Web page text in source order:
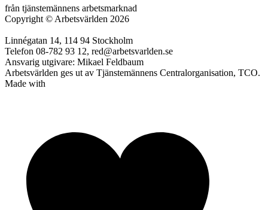
från tjänstemännens arbetsmarknad
Copyright © Arbetsvärlden 2026
Linnégatan 14, 114 94 Stockholm
Telefon 08-782 93 12, red@arbetsvarlden.se
Ansvarig utgivare: Mikael Feldbaum
Arbetsvärlden ges ut av Tjänstemännens Centralorganisation, TCO.
Made with